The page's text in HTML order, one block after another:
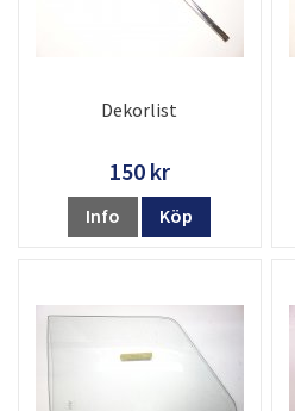
Dekorlist
150 kr
Info Köp